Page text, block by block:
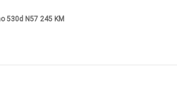
530d N57 245 KM